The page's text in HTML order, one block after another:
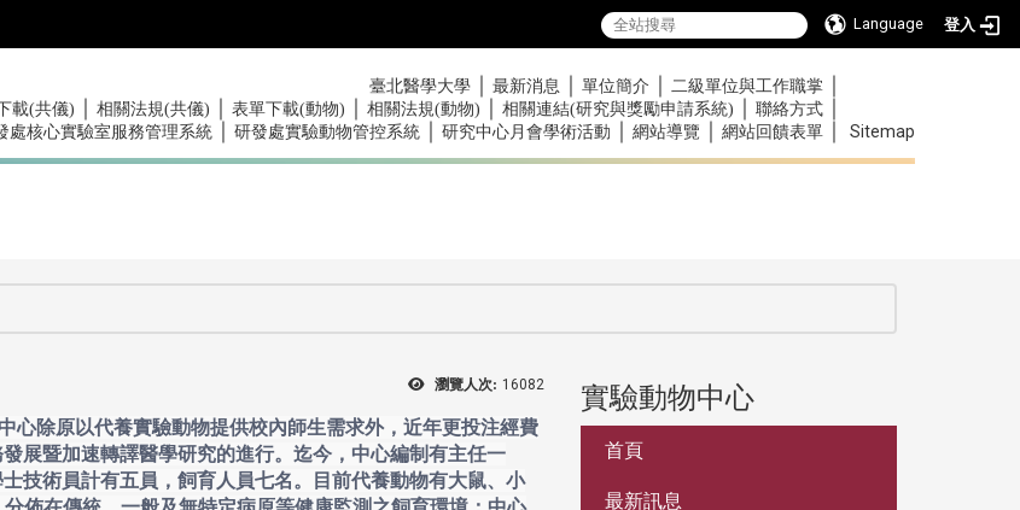
Language 登入
臺北醫學大學 最新消息 單位簡介 二級單位與工作職掌
載(共儀) 相關法規(共儀) 表單下載(動物) 相關法規(動物) 相關連結(研究與獎勵申請系統) 聯絡方式
處核心實驗室服務管理系統 研發處實驗動物管控系統 研究中心月會學術活動 網站導覽 網站回饋表單 Sitemap
瀏覽人次: 16082
心除原以代養實驗動物提供校內師生需求外，近年更投注經費
展暨加速轉譯醫學研究的進行。迄今，中心編制有主任一
技術員計有五員，飼育人員七名。目前代養動物有大鼠、小
實驗動物中心
首頁
最新訊息